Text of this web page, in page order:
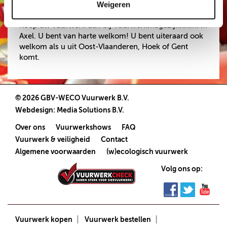
Weigeren
Komt u uit Zelzate?
Koop uw vuurwerk dan bij Vuurwerkmagazijnxxl.nl in
Axel. U bent van harte welkom! U bent uiteraard ook
welkom als u uit Oost-Vlaanderen, Hoek of Gent
komt.
© 2026 GBV-WECO Vuurwerk B.V.
Webdesign: Media Solutions B.V.
Over ons Vuurwerkshows
FAQ
Vuurwerk & veiligheid
Contact
Algemene voorwaarden
(w)ecologisch vuurwerk
Volg ons op:
Vuurwerk kopen Vuurwerk bestellen